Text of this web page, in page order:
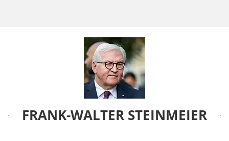
FRANK-WALTER STEINMEIER